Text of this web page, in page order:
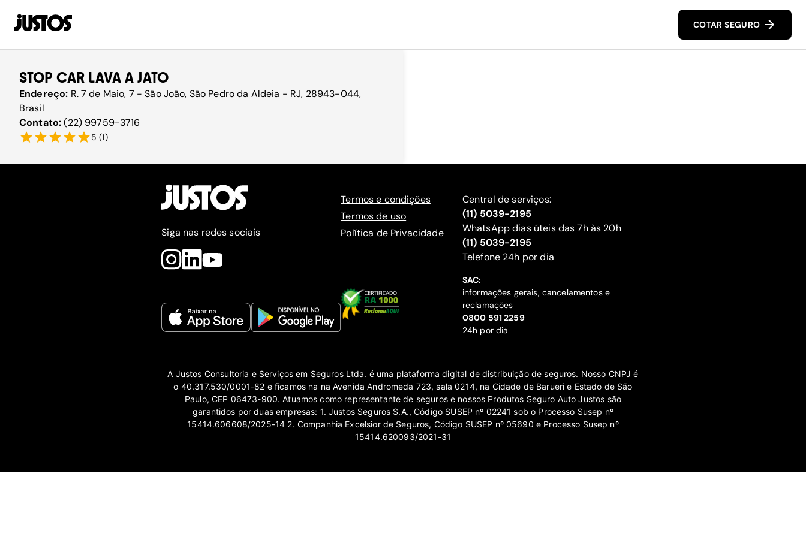
COTAR SEGURO
STOP CAR LAVA A JATO
Endereço: R. 7 de Maio, 7 - São João, São Pedro da Aldeia - RJ, 28943-044,
Brasil
Contato:(22) 99759-3716
5 (1)
Siga nas redes sociais
Termos e condições
Termos de uso
Política de Privacidade
Central de serviços:
(11) 5039-2195
WhatsApp dias úteis das 7h às 20h
(11) 5039-2195
‍Telefone 24h por dia
SAC:
informações gerais, cancelamentos e
reclamações
‍0800 591 2259
24h por dia
A Justos Consultoria e Serviços em Seguros Ltda. é uma plataforma digital de distribuição de seguros. Nosso CNPJ é
o 40.317.530/0001-82 e ficamos na na Avenida Andromeda 723, sala 0214, na Cidade de Barueri e Estado de São
Paulo, CEP 06473-900. Atuamos como representante de seguros e nossos Produtos Seguro Auto Justos são
garantidos por duas empresas: 1. Justos Seguros S.A., Código SUSEP nº 02241 sob o Processo Susep nº
15414.606608/2025-14 2. Companhia Excelsior de Seguros, Código SUSEP nº 05690 e Processo Susep nº
15414.620093/2021-31